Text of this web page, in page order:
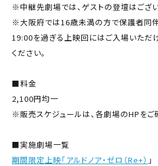
※中継先劇場では、ゲストの登壇はござい
※大阪府では16歳未満の方で保護者同
19:00を過ぎる上映回にはご入場いただ
ください。
■料金
2,100円均一
※販売スケジュールは、各劇場のHPをご
■実施劇場一覧
期間限定上映「アルドノア・ゼロ（Re+） 」